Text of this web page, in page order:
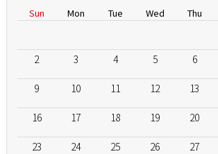
Sun Mon Tue Wed Thu
2 3 4 5 6
9 10 11 12 13
16 17 18 19 20
23 24 25 26 27